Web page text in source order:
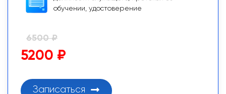
обучении, удостоверение
6500 ₽
5200 ₽
Записаться